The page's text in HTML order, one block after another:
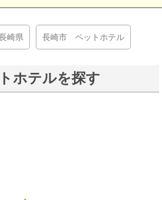
崎県 長崎市 ペットホテル
ホテルを探す